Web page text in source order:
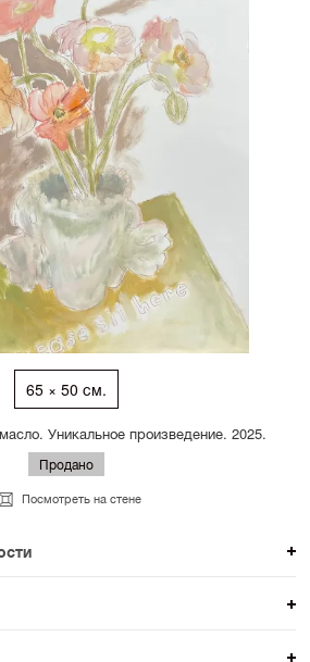
65 × 50 см.
Уникальное произведение. 2025.
Продано
Посмотреть на стене
произведению мы
подлинности. Для товаров
сертификаты не
вы можете выбрать и